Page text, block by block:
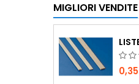
MIGLIORI VENDITE